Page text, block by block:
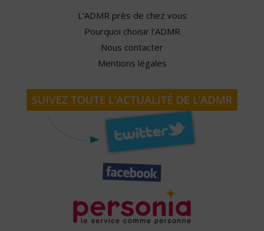
L'ADMR près de chez vous
Pourquoi choisir l'ADMR
Nous contacter
Mentions légales